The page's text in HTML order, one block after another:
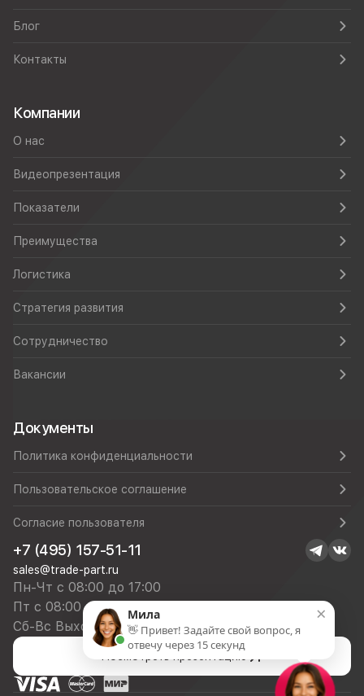
Блог
Контакты
Компании
О нас
Видеопрезентация
Показатели
Преимущества
Логистика
Стратегия развития
Сотрудничество
Вакансии
Документы
Политика конфиденциальности
Пользовательское соглашение
Согласие пользователя
+7 (495) 157-51-11
sales@trade-part.ru
Пн-Чт с 08:00 до 17:00
Пт с 08:00 до 16:00
Сб-Вс Выходной
×
Мила
👋 Привет! Задайте свой вопрос, я
отвечу через 15 секунд